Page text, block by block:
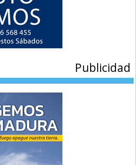
Publicidad